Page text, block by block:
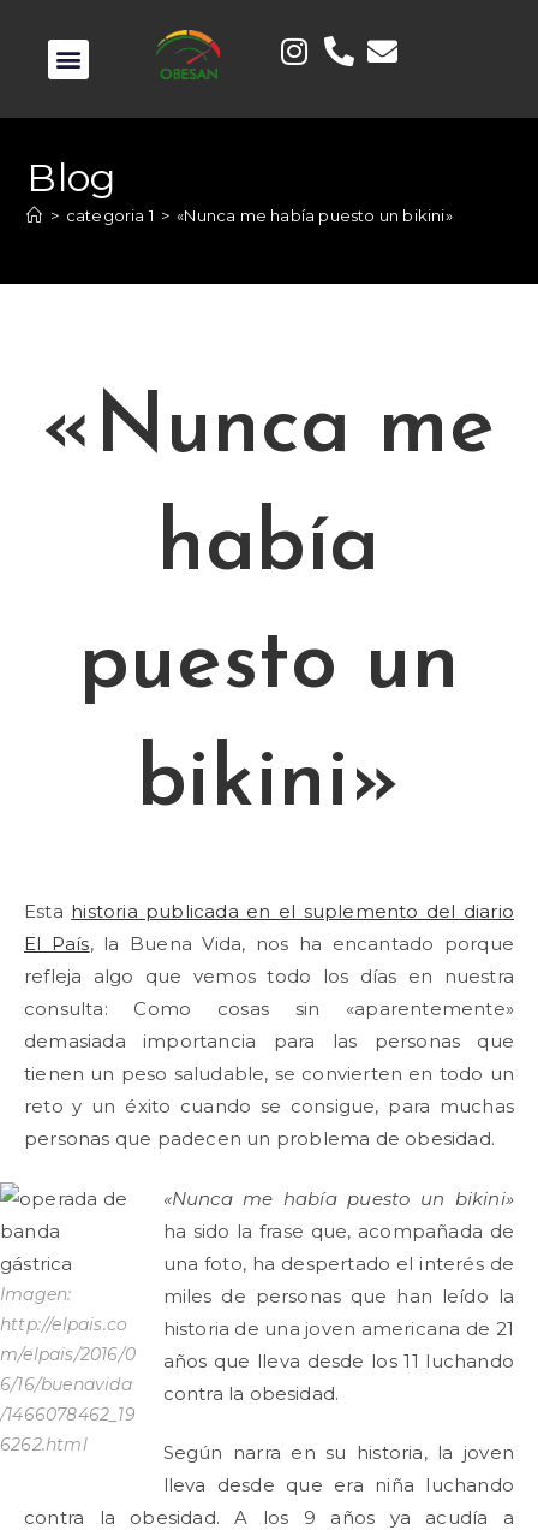
Blog
> categoria 1 > «Nunca me había puesto un bikini»
«Nunca me
había
puesto un
bikini»
Esta historia publicada en el suplemento del diario
El País, la Buena Vida, nos ha encantado porque
refleja algo que vemos todo los días en nuestra
consulta: Como cosas sin «aparentemente»
demasiada importancia para las personas que
tienen un peso saludable, se convierten en todo un
reto y un éxito cuando se consigue, para muchas
personas que padecen un problema de obesidad.
Imagen:
http://elpais.co
m/elpais/2016/0
6/16/buenavida
/1466078462_19
6262.html
«Nunca me había puesto un bikini»
ha sido la frase que, acompañada de
una foto, ha despertado el interés de
miles de personas que han leído la
historia de una joven americana de 21
años que lleva desde los 11 luchando
contra la obesidad.
Según narra en su historia, la joven
lleva desde que era niña luchando
contra la obesidad. A los 9 años ya acudía a